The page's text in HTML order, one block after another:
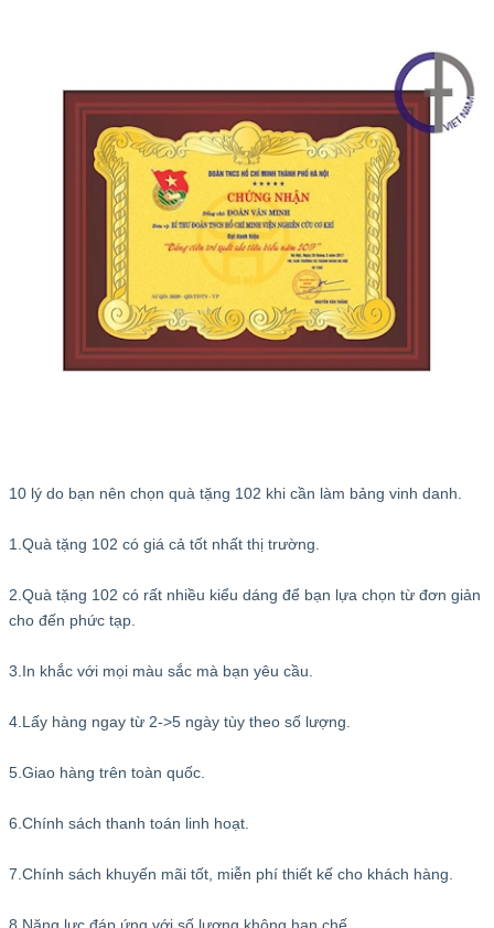
10 lý do bạn nên chọn quà tặng 102 khi cần làm bảng vinh danh.
1.Quà tặng 102 có giá cả tốt nhất thị trường.
2.Quà tặng 102 có rất nhiều kiểu dáng để bạn lựa chọn từ đơn giản
cho đến phức tạp.
3.In khắc với mọi màu sắc mà bạn yêu cầu.
4.Lấy hàng ngay từ 2->5 ngày tùy theo số lượng.
5.Giao hàng trên toàn quốc.
6.Chính sách thanh toán linh hoạt.
7.Chính sách khuyến mãi tốt, miễn phí thiết kế cho khách hàng.